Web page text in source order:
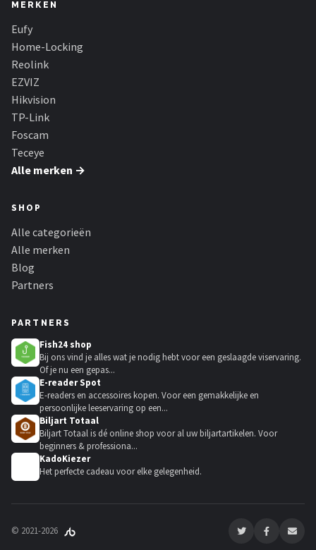
MERKEN
Eufy
Home-Locking
Reolink
EZVIZ
Hikvision
TP-Link
Foscam
Teceye
Alle merken →
SHOP
Alle categorieën
Alle merken
Blog
Partners
PARTNERS
Fish24 shop
Bij ons vind je alles wat je nodig hebt voor een geslaagde viservaring.
Of je nu een gepas...
E-reader Spot
E-readers en accessoires kopen. Voor een gemakkelijke en
persoonlijke leeservaring op een...
Biljart Totaal
Biljart Totaal is dé online shop voor al uw biljartartikelen. Voor
beginners & professiona...
KadoKiezer
Het perfecte cadeau voor elke gelegenheid.
© 2021-2026